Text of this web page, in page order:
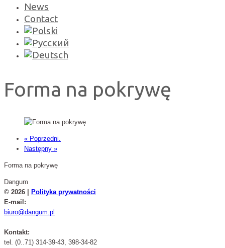
News
Contact
Forma na pokrywę
« Poprzedni.
Następny »
Forma na pokrywę
Dangum
© 2026 |
Polityka prywatności
E-mail:
biuro@dangum.pl
Kontakt:
tel. (0..71) 314-39-43, 398-34-82